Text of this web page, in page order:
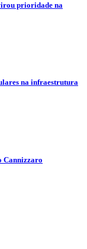
prioridade na
na infraestrutura
Cannizzaro